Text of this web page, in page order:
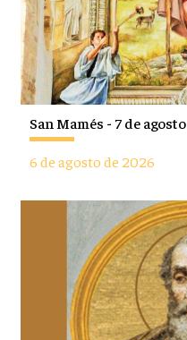
San Mamés - 7 de agosto
6 de agosto de 2026